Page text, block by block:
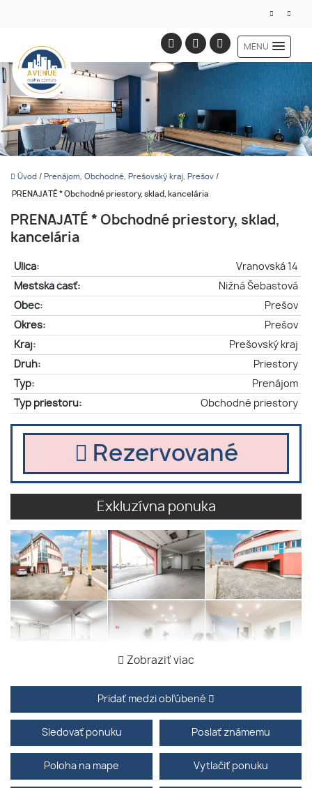
MENU
Úvod / Prenájom, Obchodné, Prešovský kraj, Prešov /
PRENAJATÉ * Obchodné priestory, sklad, kancelária
PRENAJATÉ * Obchodné priestory, sklad,
kancelária
Ulica:
Vranovská 14
Mestská časť:
Nižná Šebastová
Obec:
Prešov
Okres:
Prešov
Kraj:
Prešovský kraj
Druh:
Priestory
Typ:
Prenájom
Typ priestoru:
Obchodné priestory
Rezervované
Exkluzívna ponuka
Zobraziť viac
Pridať medzi obľúbené
Sledovať ponuku Poslať známemu
Poloha na mape Vytlačiť ponuku